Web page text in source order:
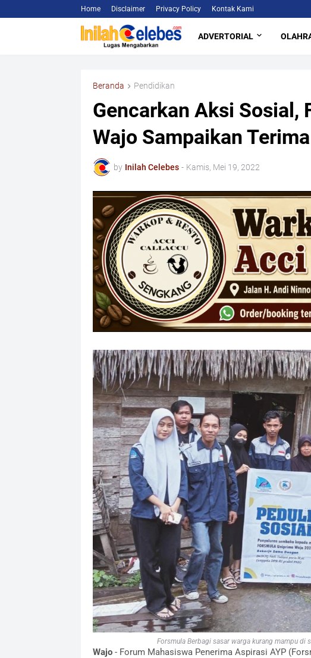
Home Disclaimer Privacy Policy Kontak Kami
ADVERTORIAL
Beranda Pendidikan
Gencarkan Aksi Sosial,
Wajo Sampaikan
by Inilah Celebes - Kamis, Mei 19, 2022
Forsmula Berbagi sasar warga kurang mampu di
Wajo- Forum Mahasiswa Penerima Aspirasi AYP